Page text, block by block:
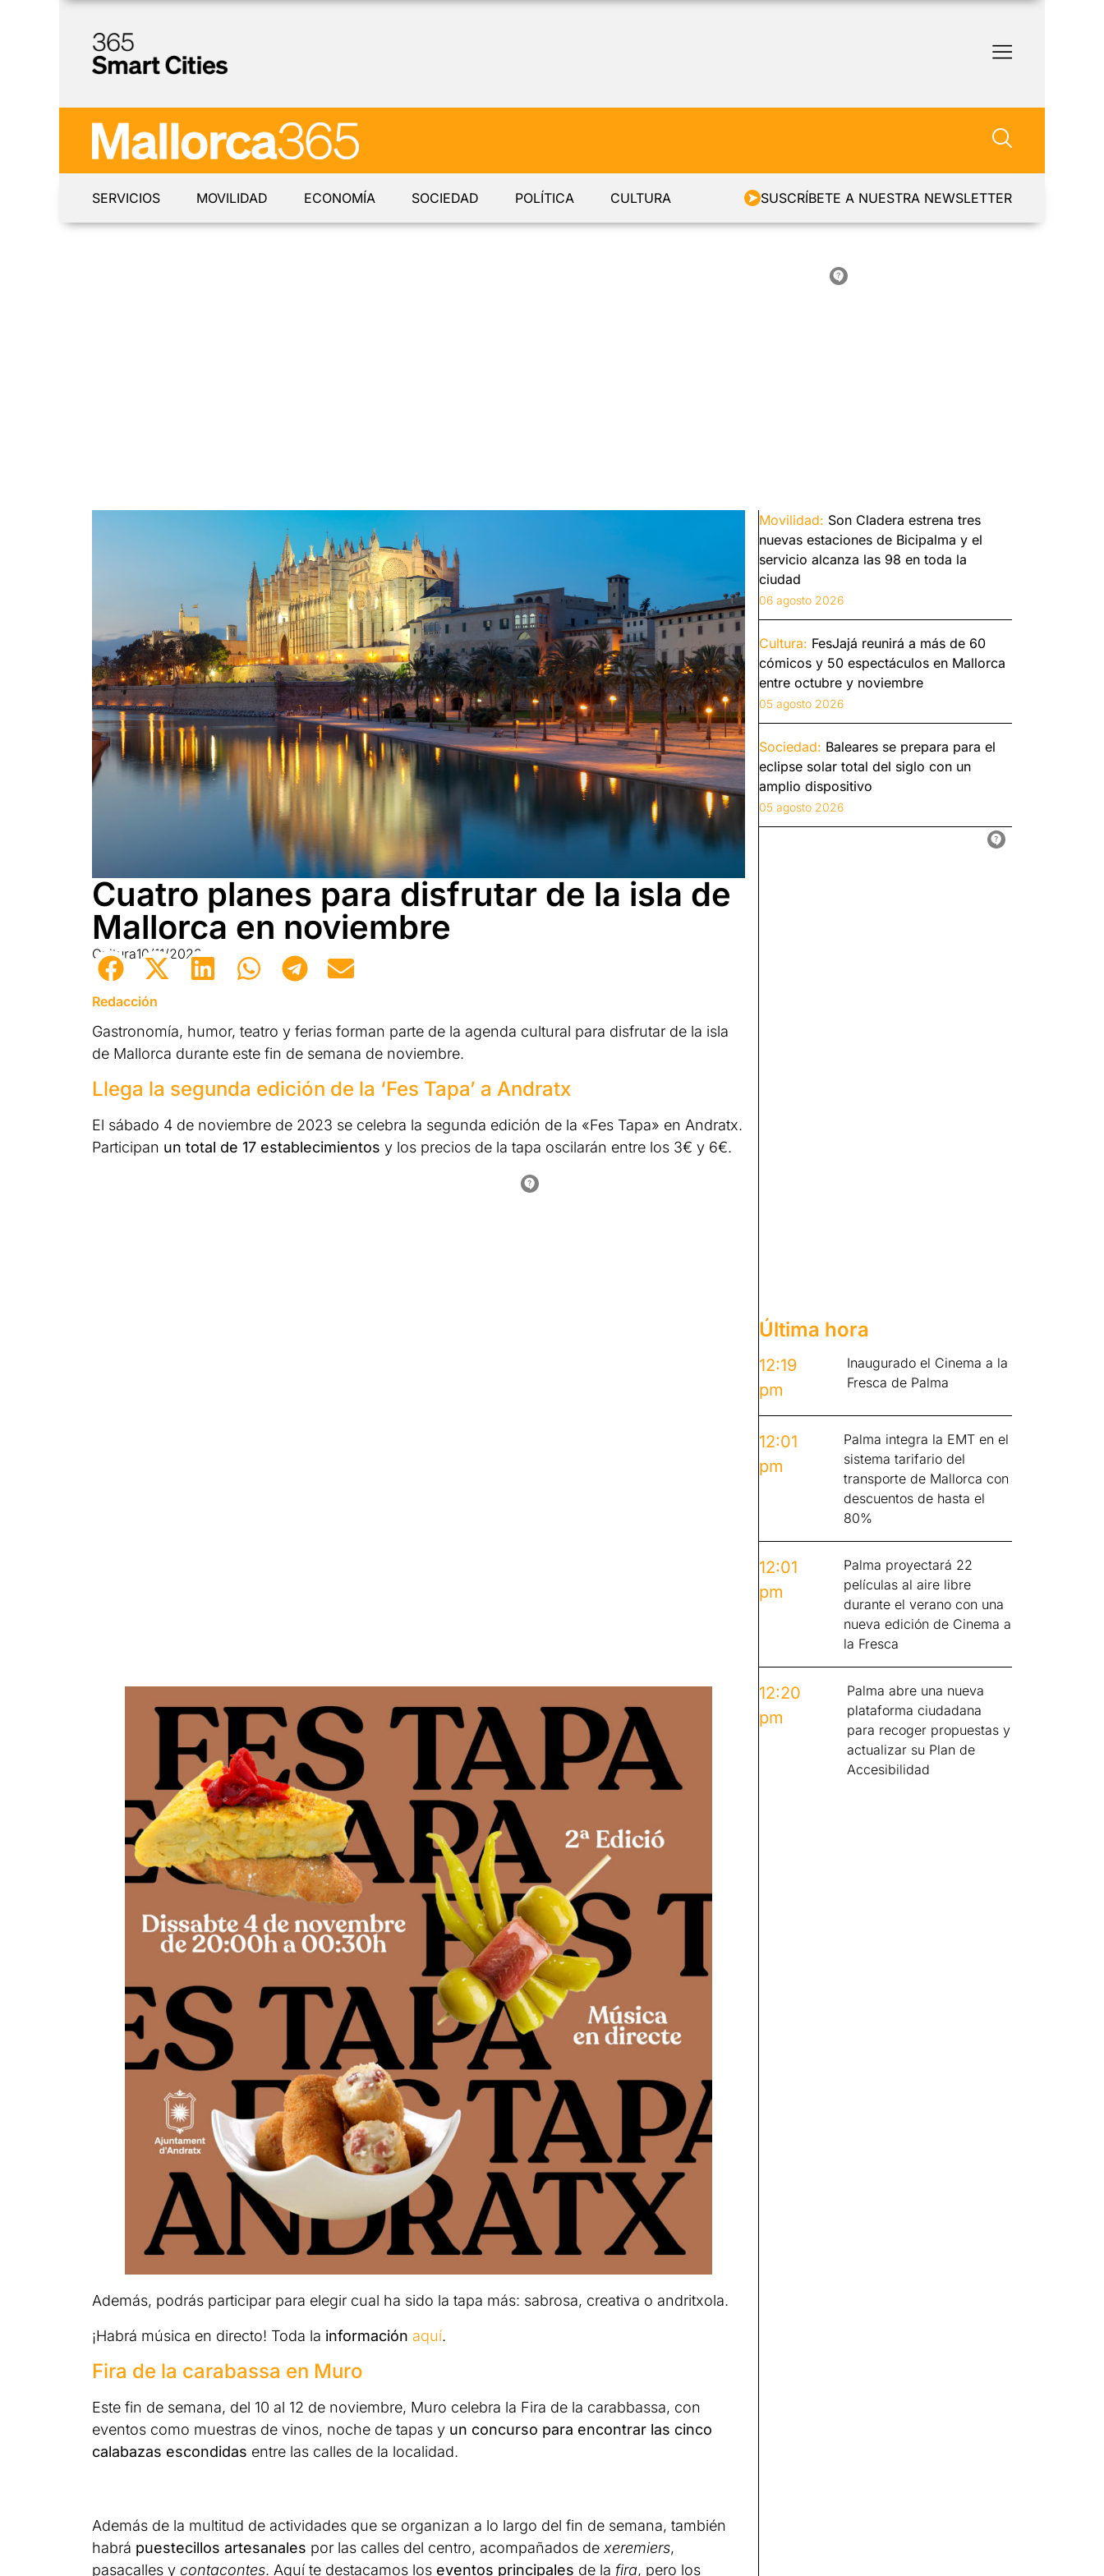
SERVICIOS MOVILIDAD ECONOMÍA SOCIEDAD POLÍTICA CULTURA SUSCRÍBETE A NUESTRA NEWSLETTER
Cuatro planes para disfrutar de la isla de
Mallorca en noviembre
Cultura10/11/2023
Redacción
Gastronomía, humor, teatro y ferias forman parte de la agenda cultural para disfrutar de la isla
de Mallorca durante este fin de semana de noviembre.
Llega la segunda edición de la ‘Fes Tapa’ a Andratx
El sábado 4 de noviembre de 2023 se celebra la segunda edición de la «Fes Tapa» en Andratx.
Participan un total de 17 establecimientos y los precios de la tapa oscilarán entre los 3€ y 6€.
Además, podrás participar para elegir cual ha sido la tapa más: sabrosa, creativa o andritxola.
¡Habrá música en directo! Toda la información aquí.
Fira de la carabassa en Muro
Este fin de semana, del 10 al 12 de noviembre, Muro celebra la Fira de la carabbassa, con
eventos como muestras de vinos, noche de tapas y un concurso para encontrar las cinco
calabazas escondidas entre las calles de la localidad.
Además de la multitud de actividades que se organizan a lo largo del fin de semana, también
habrá puestecillos artesanales por las calles del centro, acompañados de xeremiers,
pasacalles y contacontes. Aquí te destacamos los eventos principales de la fira, pero los
Movilidad: Son Cladera estrena tres
nuevas estaciones de Bicipalma y el
servicio alcanza las 98 en toda la
ciudad
06 agosto 2026
Cultura: FesJajá reunirá a más de 60
cómicos y 50 espectáculos en Mallorca
entre octubre y noviembre
05 agosto 2026
Sociedad: Baleares se prepara para el
eclipse solar total del siglo con un
amplio dispositivo
05 agosto 2026
Última hora
12:19
pm
Inaugurado el Cinema a la
Fresca de Palma
12:01
pm
Palma integra la EMT en el
sistema tarifario del
transporte de Mallorca con
descuentos de hasta el
80%
12:01
pm
Palma proyectará 22
películas al aire libre
durante el verano con una
nueva edición de Cinema a
la Fresca
12:20
pm
Palma abre una nueva
plataforma ciudadana
para recoger propuestas y
actualizar su Plan de
Accesibilidad